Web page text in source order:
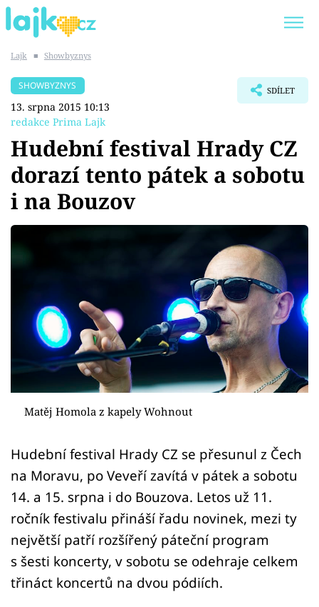
SHOPAHOLICADEL
Témata
Showbyznys
Youtubeři
Sex a vztahy
Videa
Sledujte prima+
Sledujte nás
Lajk ■ Showbyznys
SHOWBYZNYS
13. srpna 2015 10:13
redakce Prima Lajk
SDÍLET
Hudební festival Hrady CZ
dorazí tento pátek a sobotu
i na Bouzov
Matěj Homola z kapely Wohnout
Hudební festival Hrady CZ se přesunul z Čech
na Moravu, po Veveří zavítá v pátek a sobotu
14. a 15. srpna i do Bouzova. Letos už 11.
ročník festivalu přináší řadu novinek, mezi ty
největší patří rozšířený páteční program
s šesti koncerty, v sobotu se odehraje celkem
třináct koncertů na dvou pódiích.